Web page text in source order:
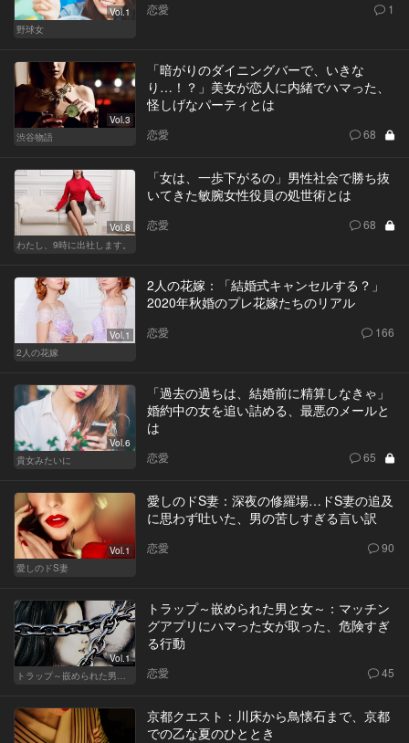
Vol.1
野球女
恋愛 1
Vol.3
渋谷物語
「暗がりのダイニングバーで、いきな
り…！？」美女が恋人に内緒でハマった、
怪しげなパーティとは
恋愛 68
Vol.8
わたし、9時に出社します。
「女は、一歩下がるの」男性社会で勝ち抜
いてきた敏腕女性役員の処世術とは
恋愛 68
Vol.1
2人の花嫁
2人の花嫁：「結婚式キャンセルする？」
2020年秋婚のプレ花嫁たちのリアル
恋愛 166
Vol.6
貴女みたいに
「過去の過ちは、結婚前に精算しなきゃ」
婚約中の女を追い詰める、最悪のメールと
は
恋愛 65
Vol.1
愛しのドS妻
愛しのドS妻：深夜の修羅場…ドS妻の追及
に思わず吐いた、男の苦しすぎる言い訳
恋愛 90
Vol.1
トラップ～嵌められた男と女～：マッチン
グアプリにハマった女が取った、危険すぎ
る行動
恋愛 45
京都クエスト：川床から鳥懐石まで、京都
での乙な夏のひととき